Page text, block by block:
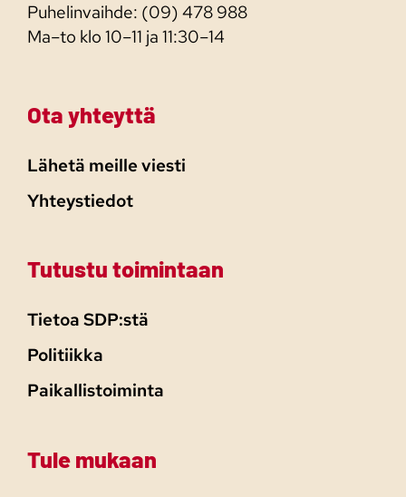
Puhelinvaihde: (09) 478 988
Ma–to klo 10–11 ja 11:30–14
Ota yhteyttä
Lähetä meille viesti
Yhteystiedot
Tutustu toimintaan
Tietoa SDP:stä
Politiikka
Paikallistoiminta
Tule mukaan